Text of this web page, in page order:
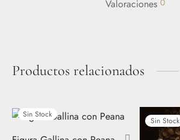
Valoraciones
Productos relacionados
Sin Stock
Sin Stock